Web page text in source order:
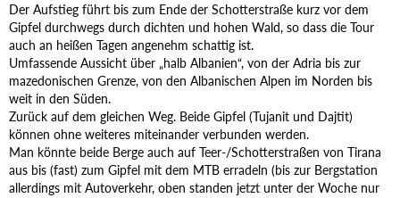
Der Aufstieg führt bis zum Ende der Schotterstraße kurz vor dem
Gipfel durchwegs durch dichten und hohen Wald, so dass die Tour
auch an heißen Tagen angenehm schattig ist.
Umfassende Aussicht über „halb Albanien“, von der Adria bis zur
mazedonischen Grenze, von den Albanischen Alpen im Norden bis
weit in den Süden.
Zurück auf dem gleichen Weg. Beide Gipfel (Tujanit und Dajtit)
können ohne weiteres miteinander verbunden werden.
Man könnte beide Berge auch auf Teer-/Schotterstraßen von Tirana
aus bis (fast) zum Gipfel mit dem MTB erradeln (bis zur Bergstation
allerdings mit Autoverkehr, oben standen jetzt unter der Woche nur